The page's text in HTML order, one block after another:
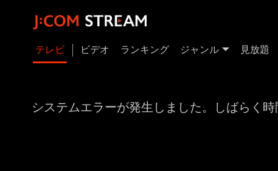
テレビ ビデオ ランキング ジャンル 見放題
システムエラーが発生しました。しばらく